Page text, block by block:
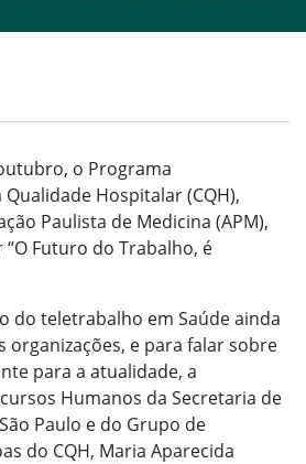
o Programa
Hospitalar (CQH),
Paulista de Medicina (APM),
Futuro do Trabalho, é
do teletrabalho em Saúde ainda
organizações, e para falar sobre
para a atualidade, a
Humanos da Secretaria de
Paulo e do Grupo de
do CQH, Maria Aparecida